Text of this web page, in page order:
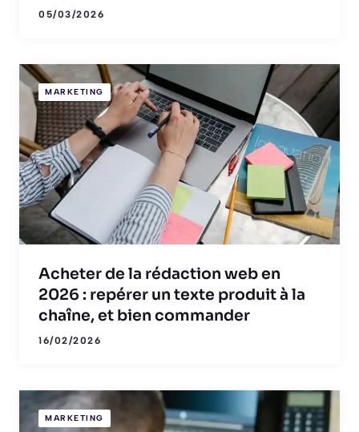
05/03/2026
MARKETING
Acheter de la rédaction web en
2026 : repérer un texte produit à la
chaîne, et bien commander
16/02/2026
MARKETING